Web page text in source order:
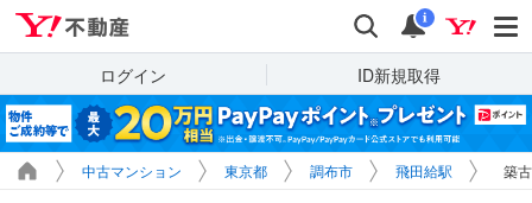
検索 通知
i
ログイン ID新規取得
中古マンション 東京都 調布市 飛田給駅 築